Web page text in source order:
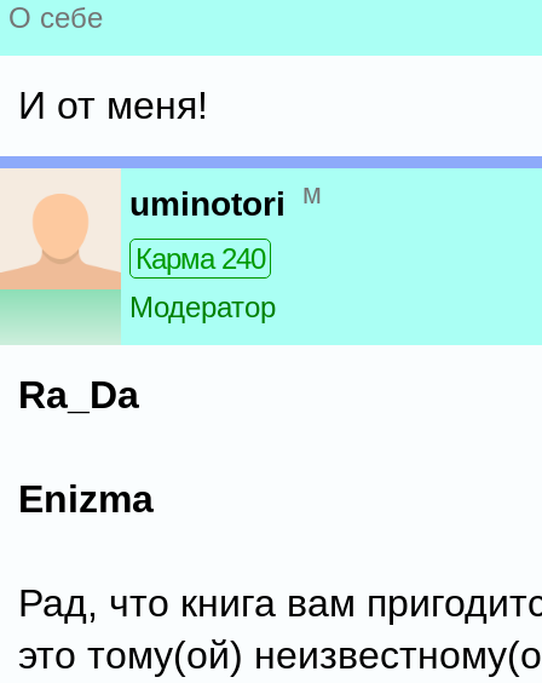
О себе
И от меня!
uminotori м
Карма 240
Модератор
Ra_Da
Enizma
Рад, что книга вам
это тому(ой)